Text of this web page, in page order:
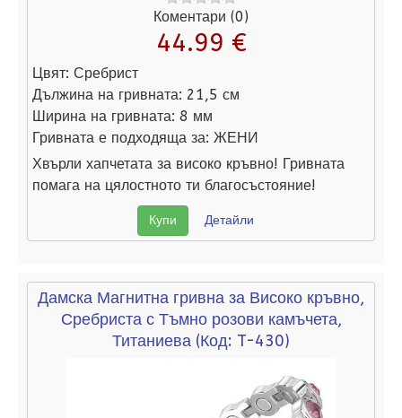
Коментари (0)
44.99 €
Цвят: Сребрист
Дължина на гривната: 21,5 см
Ширина на гривната: 8 мм
Гривната е подходяща за: ЖЕНИ
Хвърли хапчетата за високо кръвно! Гривната
помага на цялостното ти благосъстояние!
Купи Детайли
Дамска Магнитна гривна за Високо кръвно,
Сребриста с Тъмно розови камъчета,
Титаниева (Код: T-430)